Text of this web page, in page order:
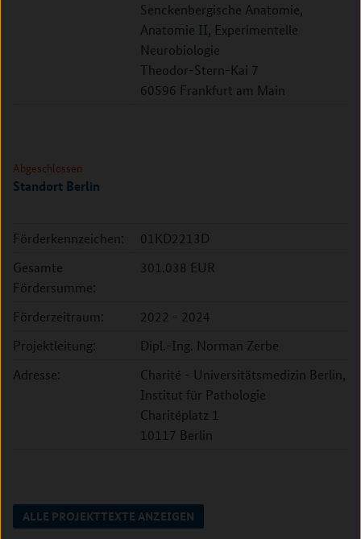
Senckenbergische Anatomie,
Anatomie II, Experimentelle
Neurobiologie
Theodor-Stern-Kai 7
60596 Frankfurt am Main
Abgeschlossen
Standort Berlin
Förderkennzeichen:
01KD2213D
Gesamte
Fördersumme:
301.038 EUR
Förderzeitraum:
2022 - 2024
Projektleitung:
Dipl.-Ing. Norman Zerbe
Adresse:
Charité - Universitätsmedizin Berlin,
Institut für Pathologie
Charitéplatz 1
10117 Berlin
ALLE PROJEKTTEXTE ANZEIGEN